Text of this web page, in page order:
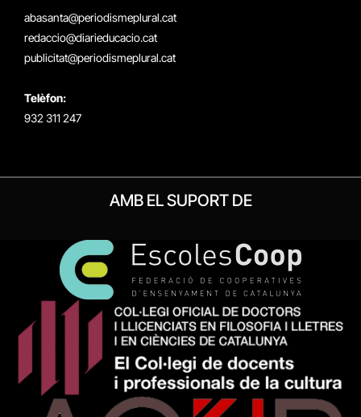
abasanta@periodismeplural.cat
redaccio@diarieducacio.cat
publicitat@periodismeplural.cat
Telèfon:
932 311 247
AMB EL SUPORT DE